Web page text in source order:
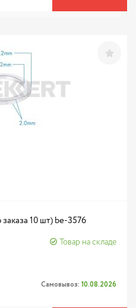
10 шт) be-3576
Товар на складе
Самовывоз: 10.08.2026